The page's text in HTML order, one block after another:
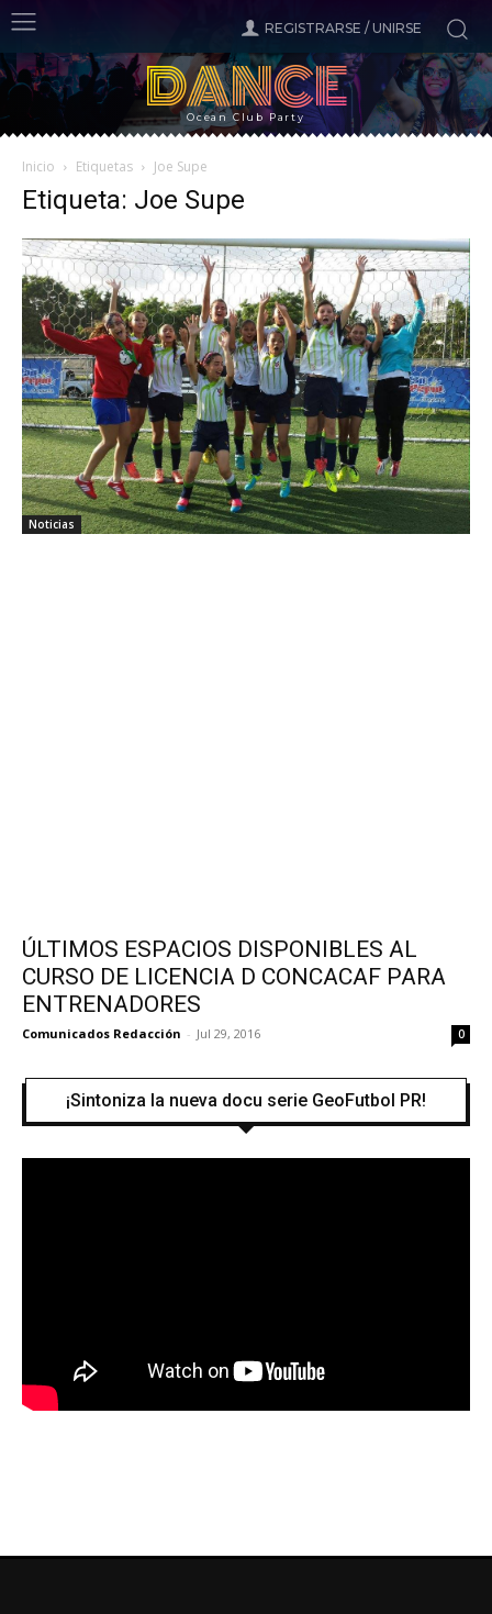
REGISTRARSE / UNIRSE
DANCE
Ocean Club Party
Inicio Etiquetas Joe Supe
Etiqueta: Joe Supe
Noticias
ÚLTIMOS ESPACIOS DISPONIBLES AL
CURSO DE LICENCIA D CONCACAF PARA
ENTRENADORES
Comunicados Redacción - Jul 29, 2016 0
¡Sintoniza la nueva docu serie GeoFutbol PR!